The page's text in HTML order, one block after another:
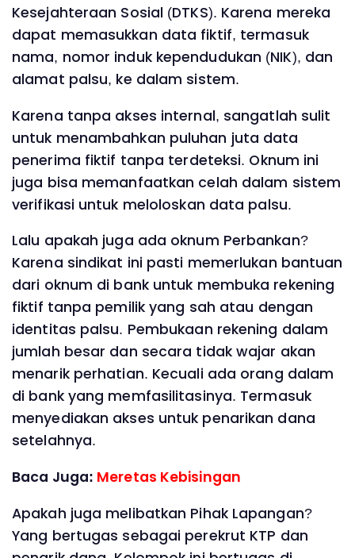
Kesejahteraan Sosial (DTKS). Karena mereka
dapat memasukkan data fiktif, termasuk
nama, nomor induk kependudukan (NIK), dan
alamat palsu, ke dalam sistem.
Karena tanpa akses internal, sangatlah sulit
untuk menambahkan puluhan juta data
penerima fiktif tanpa terdeteksi. Oknum ini
juga bisa memanfaatkan celah dalam sistem
verifikasi untuk meloloskan data palsu.
Lalu apakah juga ada oknum Perbankan?
Karena sindikat ini pasti memerlukan bantuan
dari oknum di bank untuk membuka rekening
fiktif tanpa pemilik yang sah atau dengan
identitas palsu. Pembukaan rekening dalam
jumlah besar dan secara tidak wajar akan
menarik perhatian. Kecuali ada orang dalam
di bank yang memfasilitasinya. Termasuk
menyediakan akses untuk penarikan dana
setelahnya.
Baca Juga: Meretas Kebisingan
Apakah juga melibatkan Pihak Lapangan?
Yang bertugas sebagai perekrut KTP dan